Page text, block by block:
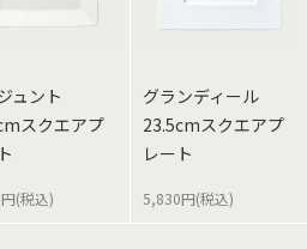
ュント
スクエアプ
(税込)
グランディール
23.5cmスクエアプ
レート
5,830円(税込)